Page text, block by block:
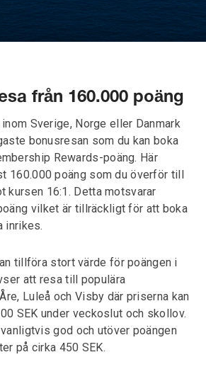
från 160.000 poäng
Sverige, Norge eller Danmark
bonusresan som du kan boka
Rewards-poäng. Här
160.000 poäng som du överför till
kursen 16:1. Detta motsvarar
vilket är tillräckligt för att boka
inrikes.
tillföra stort värde för poängen i
att resa till populära
Luleå och Visby där priserna kan
SEK under veckoslut och skollov.
god och utöver poängen
på cirka 450 SEK.